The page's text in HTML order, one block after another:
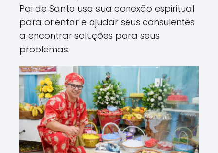
Pai de Santo usa sua conexão espiritual
para orientar e ajudar seus consulentes
a encontrar soluções para seus
problemas.